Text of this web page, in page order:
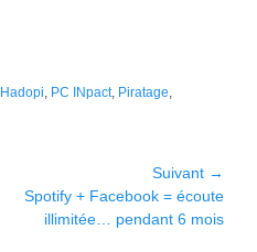
Hadopi PC INpact, Piratage
Suivant →
Article
suivant :
Spotify + Facebook = écoute
illimitée… pendant 6 mois